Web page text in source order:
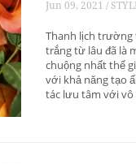
Jun 09, 2021 /
Thanh lịch trường
trắng từ lâu đã là
chuộng nhất thế
với khả năng tạo
tác lưu tâm với